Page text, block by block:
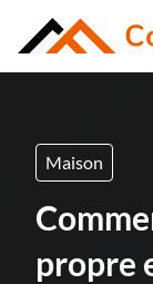
Maison
propre